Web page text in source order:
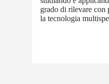
grado di rilevare con
la tecnologia